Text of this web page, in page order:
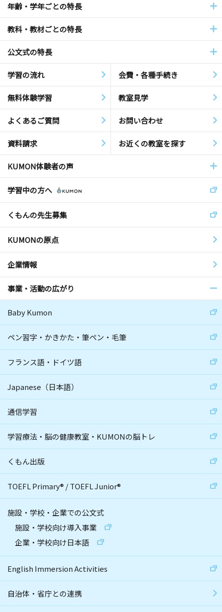
年齢・学年ごとの特長
教科・教材ごとの特長
公文式の特長
学習の流れ 会費・各種手続き
無料体験学習 教室見学
よくあるご質問 お問い合わせ
資料請求 お近くの教室を探す
KUMON体験者の声
学習中の方へ
くもんの先生募集
KUMONの原点
企業情報
事業・活動の広がり
Baby Kumon
ペン習字・かきかた・筆ペン・毛筆
フランス語・ドイツ語
Japanese（日本語）
通信学習
学習療法・脳の健康教室・KUMONの脳トレ
くもん出版
TOEFL Primary® /TOEFL Junior®
施設・学校・企業での公文式
施設・学校向け導入事業
企業・学校向け日本語
English Immersion Activities
自治体・省庁との連携